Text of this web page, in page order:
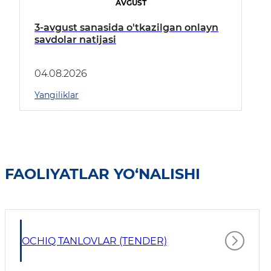
AVGUST
3-avgust sanasida o'tkazilgan onlayn
savdolar natijasi
04.08.2026
Yangiliklar
FAOLIYATLAR YO‘NALISHI
OCHIQ TANLOVLAR (TENDER)